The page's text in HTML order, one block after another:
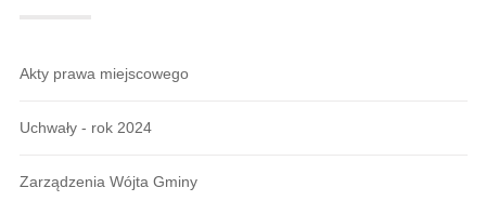
Akty prawa miejscowego
Uchwały - rok 2024
Zarządzenia Wójta Gminy